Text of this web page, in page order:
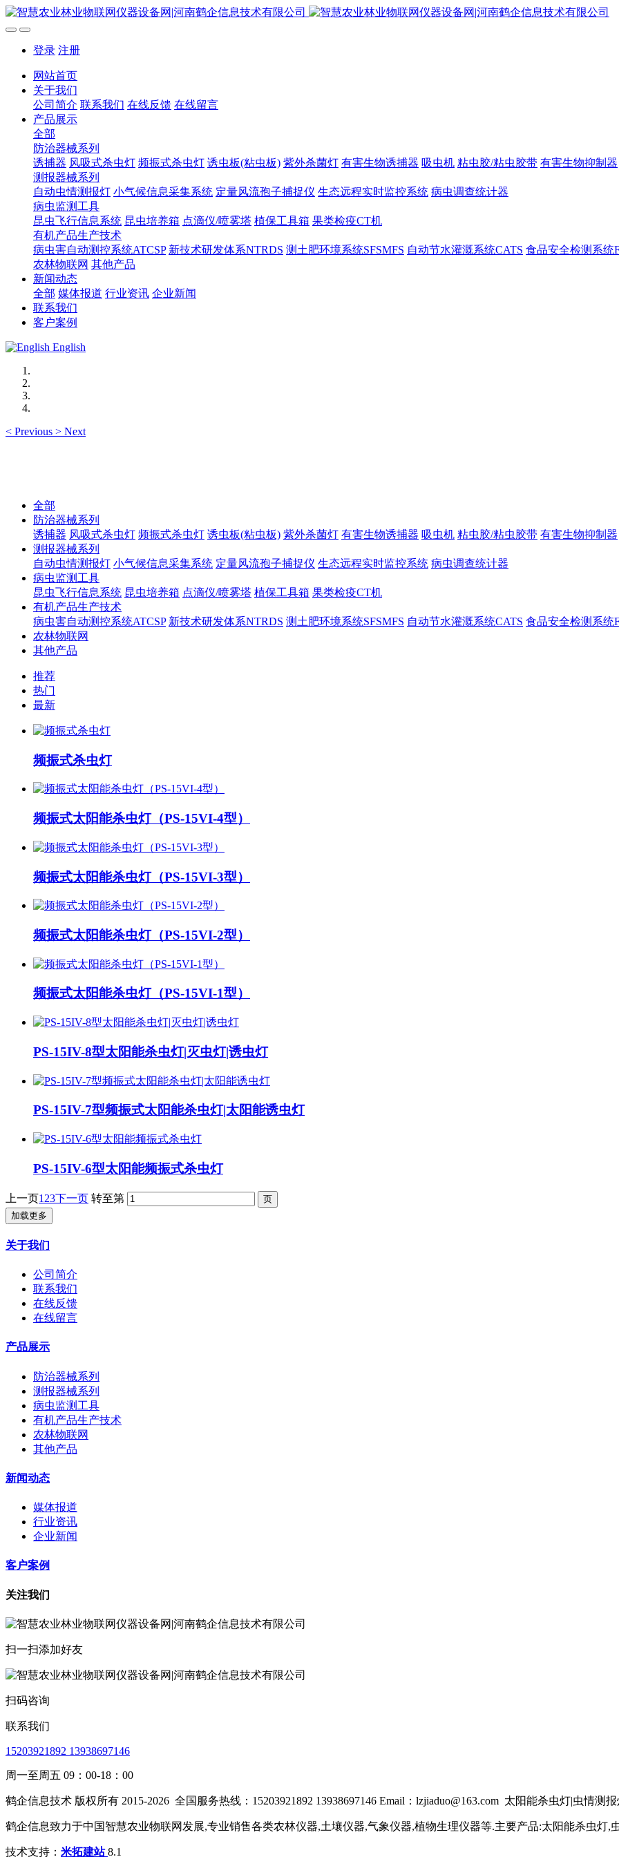
登录 注册
网站首页
关于我们
公司简介 联系我们 在线反馈 在线留言
产品展示
全部
防治器械系列
诱捕器 风吸式杀虫灯 频振式杀虫灯 诱虫板(粘虫板) 紫外杀菌灯 有害生物诱捕器 吸虫机 粘虫胶/粘虫胶带 有害生物抑制器
测报器械系列
自动虫情测报灯 小气候信息采集系统 定量风流孢子捕捉仪 生态远程实时监控系统 病虫调查统计器
病虫监测工具
昆虫飞行信息系统 昆虫培养箱 点滴仪/喷雾塔 植保工具箱 果类检疫CT机
有机产品生产技术
病虫害自动测控系统ATCSP 新技术研发体系NTRDS 测土肥环境系统SFSMFS 自动节水灌溉系统CATS 食品安全检测系统
农林物联网 其他产品
新闻动态
全部 媒体报道 行业资讯 企业新闻
联系我们
客户案例
English
< Previous > Next
全部
防治器械系列
诱捕器 风吸式杀虫灯 频振式杀虫灯 诱虫板(粘虫板) 紫外杀菌灯 有害生物诱捕器 吸虫机 粘虫胶/粘虫胶带 有害生物抑制器
测报器械系列
自动虫情测报灯 小气候信息采集系统 定量风流孢子捕捉仪 生态远程实时监控系统 病虫调查统计器
病虫监测工具
昆虫飞行信息系统 昆虫培养箱 点滴仪/喷雾塔 植保工具箱 果类检疫CT机
有机产品生产技术
病虫害自动测控系统ATCSP 新技术研发体系NTRDS 测土肥环境系统SFSMFS 自动节水灌溉系统CATS 食品安全检测系统
农林物联网
其他产品
推荐
热门
最新
频振式杀虫灯
频振式太阳能杀虫灯（PS-15VI-4型）
频振式太阳能杀虫灯（PS-15VI-3型）
频振式太阳能杀虫灯（PS-15VI-2型）
频振式太阳能杀虫灯（PS-15VI-1型）
PS-15IV-8型太阳能杀虫灯|灭虫灯|诱虫灯
PS-15IV-7型频振式太阳能杀虫灯|太阳能诱虫灯
PS-15IV-6型太阳能频振式杀虫灯
上一页1 23下一页 转至第
加载更多
关于我们
公司简介
联系我们
在线反馈
在线留言
产品展示
防治器械系列
测报器械系列
病虫监测工具
有机产品生产技术
农林物联网
其他产品
新闻动态
媒体报道
行业资讯
企业新闻
客户案例
关注我们
扫一扫添加好友
扫码咨询
联系我们
15203921892 13938697146
周一至周五 09：00-18：00
鹤企信息技术 版权所有 2015-2026 全国服务热线：15203921892 13938697146 Email：lzjiaduo@163.com 太阳能杀虫灯|虫情测
鹤企信息致力于中国智慧农业物联网发展,专业销售各类农林仪器,土壤仪器,气象仪器,植物生理仪器等.主要产品:太阳能杀虫灯,
技术支持： 米拓建站8.1